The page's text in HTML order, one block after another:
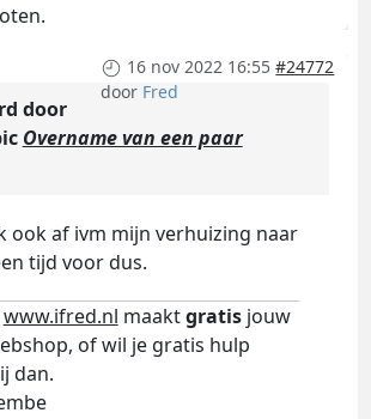
16 nov 2022 16:55 #24772
door Fred
door
Overname van een paar
ook af ivm mijn verhuizing naar
tijd voor dus.
www.ifred.nl maaktgratisjouw
of wil je gratis hulp
dan.